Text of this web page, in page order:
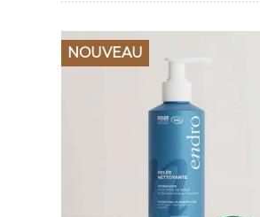
(235 avis)
NOUVEAU